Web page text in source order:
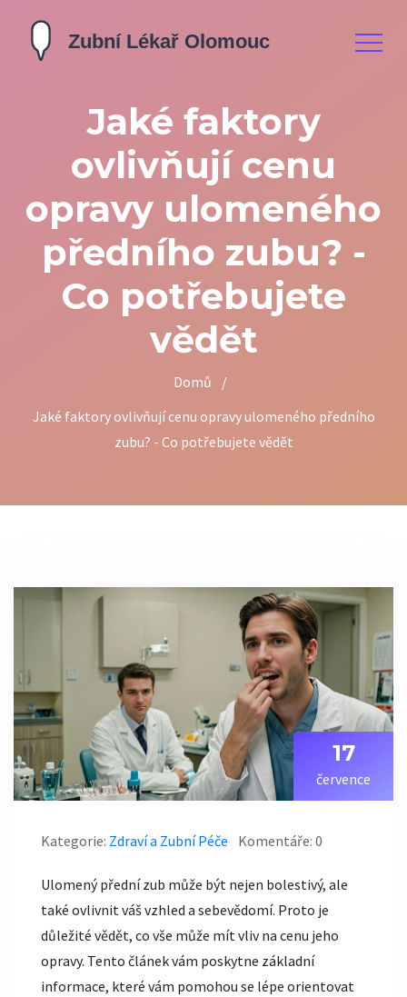
Jaké faktory
ovlivňují cenu
opravy ulomeného
předního zubu? -
Co potřebujete
vědět
Domů
/
Jaké faktory ovlivňují cenu opravy ulomeného předního
zubu? - Co potřebujete vědět
17
července
Kategorie: Zdraví a Zubní Péče Komentáře: 0
Ulomený přední zub může být nejen bolestivý, ale
také ovlivnit váš vzhled a sebevědomí. Proto je
důležité vědět, co vše může mít vliv na cenu jeho
opravy. Tento článek vám poskytne základní
informace, které vám pomohou se lépe orientovat